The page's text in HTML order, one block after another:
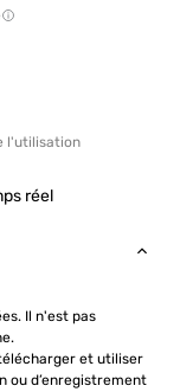
l'utilisation
réel
Il n'est pas
et utiliser
ou d’enregistrement